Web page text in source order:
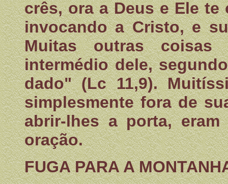
crês, ora a Deus e Ele
invocando a Cristo, e
Muitas outras
intermédio dele,
dado" (Lc 11,9).
simplesmente fora de
abrir-lhes a porta,
oração.
FUGA PARA A